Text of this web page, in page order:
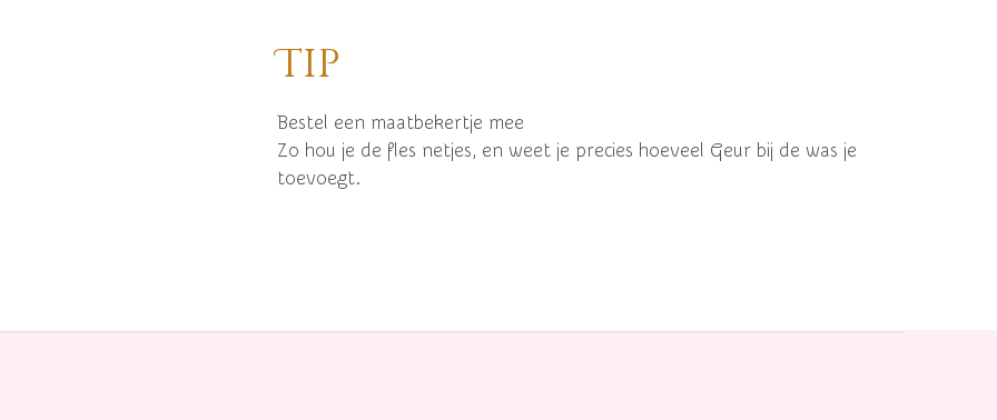
Tip
Bestel een maatbekertje mee
Zo hou je de fles netjes, en weet je precies hoeveel Geur bij de was je
toevoegt.